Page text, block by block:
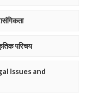
परिचय
Issues and